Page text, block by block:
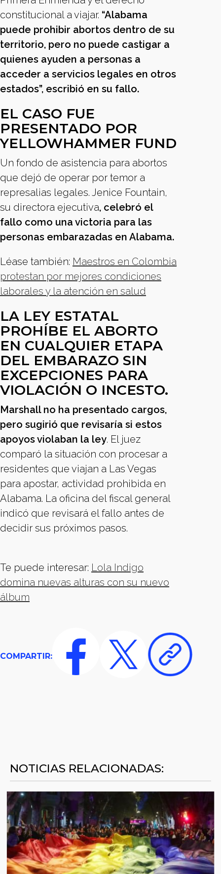
constitucional a viajar. “Alabama
puede prohibir abortos dentro de su
territorio, pero no puede castigar a
quienes ayuden a personas a
acceder a servicios legales en otros
estados”, escribió en su fallo.
EL CASO FUE
PRESENTADO POR
YELLOWHAMMER FUND
Un fondo de asistencia para abortos
que dejó de operar por temor a
represalias legales. Jenice Fountain,
su directora ejecutiva, celebró el
fallo como una victoria para las
personas embarazadas en Alabama.
Léase también: Maestros en Colombia
protestan por mejores condiciones
laborales y la atención en salud
LA LEY ESTATAL
PROHÍBE EL ABORTO
EN CUALQUIER ETAPA
DEL EMBARAZO SIN
EXCEPCIONES PARA
VIOLACIÓN O INCESTO.
Marshall no ha presentado cargos,
pero sugirió que revisaría si estos
apoyos violaban la ley. El juez
comparó la situación con procesar a
residentes que viajan a Las Vegas
para apostar, actividad prohibida en
Alabama. La oficina del fiscal general
indicó que revisará el fallo antes de
decidir sus próximos pasos.
Te puede interesar: Lola Indigo
domina nuevas alturas con su nuevo
álbum
COMPARTIR:
NOTICIAS RELACIONADAS: